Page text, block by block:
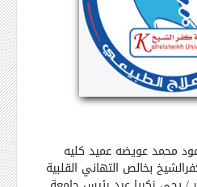
محمد عويضه عميد كليه
بخالص التهاني القلبية